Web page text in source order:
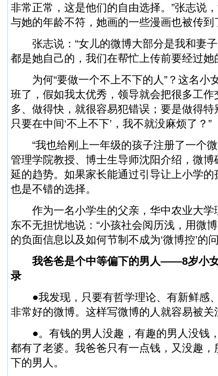
非常正常，这是他们的自由选择。”张志说
与她的年龄不符，她画的一些漫画也被传到
张志说：“女儿的微博大部分是我和妻子
都是她自己的，我们在帮忙上传前要经过她
为何“要做一个不上不下的人”？这名小
班了，假如我太优秀，领导就会把很多工
多、做得快，就很容易犯错误；要是做得
只要在中间‘不上不下’，我不就没麻烦了？”
“我也给刚上一年级的孩子注册了一个微
管理学院教授、博士生导师沈阳介绍，微
延的趋势。如果家长能通过引导让上小学
也是不错的选择。
作为一名小学生的父亲，华中农业大学
东不无担忧地说：“小孩社会阅历浅，用微
的负面信息以及如何节制不成为‘微博控’的
我爸爸是个中等偏下的男人——8岁小
录
●我发现，只要有哲学理论、有新鲜感
非常好的微博。这样写微博的人就容易被关
●。有钱的男人没趣，有趣的男人没钱
都有了老婆。我爸爸只有一点钱，又没趣
下的男人。